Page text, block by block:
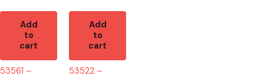
Add
to
cart
53561 –
Add
to
cart
53522 –